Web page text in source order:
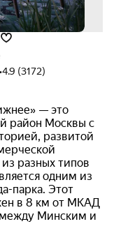
•4.9 (3172)
— это
район Москвы с
развитой
разных типов
одним из
парка. Этот
в 8 км от МКАД
между Минским и